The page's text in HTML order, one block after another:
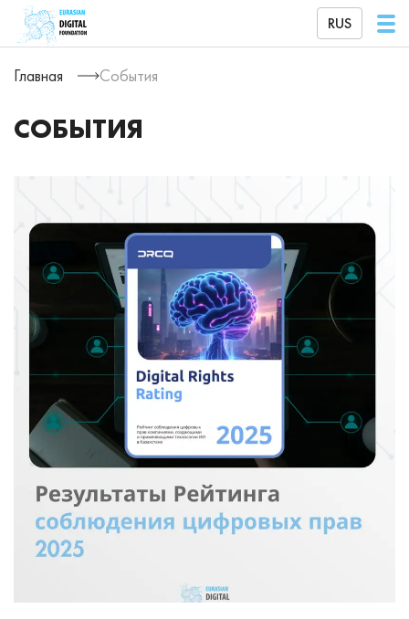
RUS
Главная События
СОБЫТИЯ